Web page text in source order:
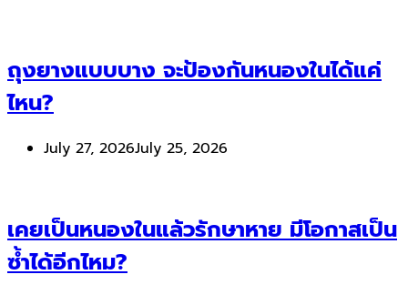
ถุงยางแบบบาง จะป้องกันหนองในได้แค่
ไหน?
July 27, 2026July 25, 2026
เคยเป็นหนองในแล้วรักษาหาย มีโอกาสเป็น
ซ้ำได้อีกไหม?